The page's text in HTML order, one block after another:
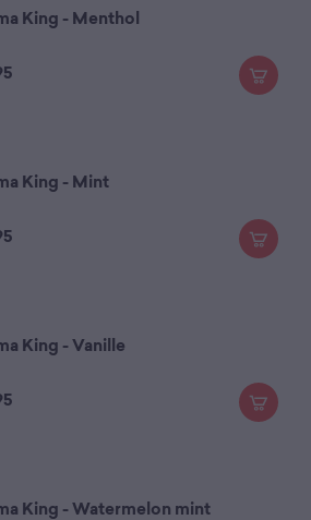
King - Menthol
King - Mint
King - Vanille
King - Watermelon mint